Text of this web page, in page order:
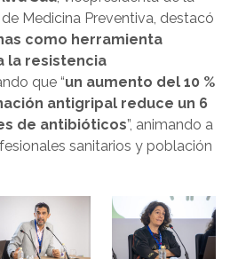
Medicina Preventiva, destacó
como herramienta
la resistencia
que “un aumento del 10 %
antigripal reduce un 6
de antibióticos”, animando a
sanitarios y población